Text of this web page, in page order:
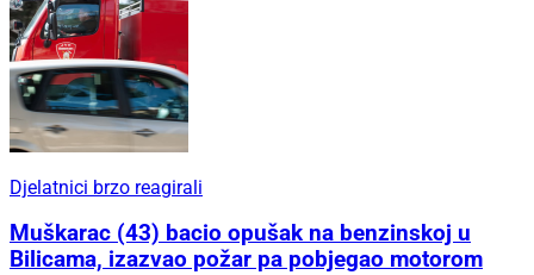
Djelatnici brzo reagirali
Muškarac (43) bacio opušak na benzinskoj u
Bilicama, izazvao požar pa pobjegao motorom